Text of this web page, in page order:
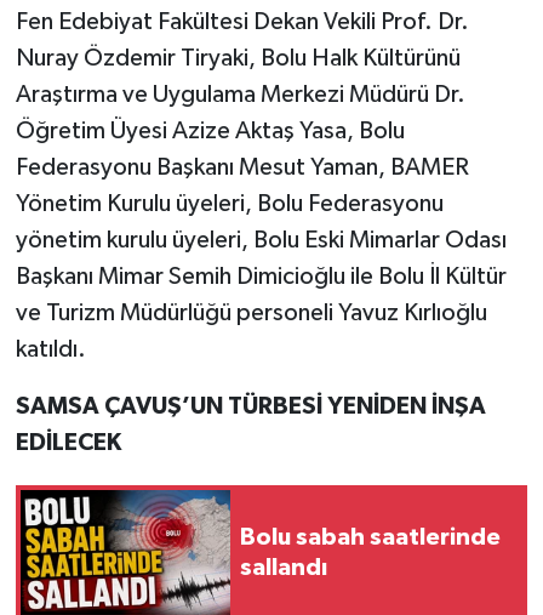
Fen Edebiyat Fakültesi Dekan Vekili Prof. Dr.
Nuray Özdemir Tiryaki, Bolu Halk Kültürünü
Araştırma ve Uygulama Merkezi Müdürü Dr.
Öğretim Üyesi Azize Aktaş Yasa, Bolu
Federasyonu Başkanı Mesut Yaman, BAMER
Yönetim Kurulu üyeleri, Bolu Federasyonu
yönetim kurulu üyeleri, Bolu Eski Mimarlar Odası
Başkanı Mimar Semih Dimicioğlu ile Bolu İl Kültür
ve Turizm Müdürlüğü personeli Yavuz Kırlıoğlu
katıldı.
SAMSA ÇAVUŞ’UN TÜRBESİ YENİDEN İNŞA
EDİLECEK
Bolu sabah saatlerinde
sallandı